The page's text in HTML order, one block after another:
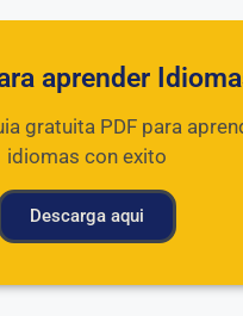
aprender
gratuita PDF para
idiomas con exito
Descarga aqui